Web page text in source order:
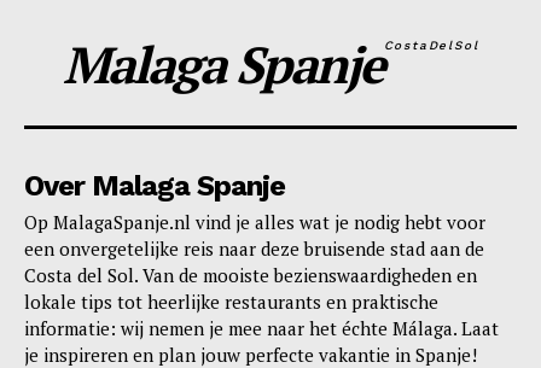
Malaga SpanjeCostaDelSol
Over Malaga Spanje
Op MalagaSpanje.nl vind je alles wat je nodig hebt voor
een onvergetelijke reis naar deze bruisende stad aan de
Costa del Sol. Van de mooiste bezienswaardigheden en
lokale tips tot heerlijke restaurants en praktische
informatie: wij nemen je mee naar het échte Málaga. Laat
je inspireren en plan jouw perfecte vakantie in Spanje!